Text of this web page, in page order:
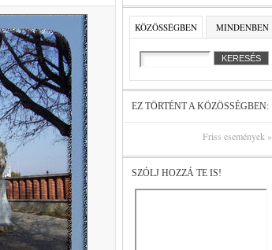
KÖZÖSSÉGBEN MINDENBEN
EZ TÖRTÉNT A KÖZÖSSÉGBEN:
Friss események »
SZÓLJ HOZZÁ TE IS!